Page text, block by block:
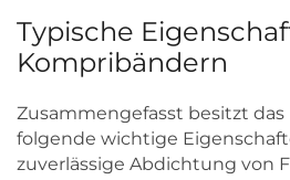
Typische
Kompribändern
Zusammengefasst besitzt
folgende wichtige
zuverlässige Abdichtung von